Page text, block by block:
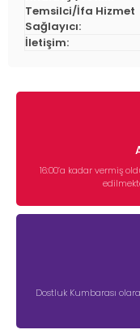
Temsilci/İfa Hizmet
Sağlayıcı:
İletişim:
16:00’a kadar vermiş
Dostluk Kumbarası